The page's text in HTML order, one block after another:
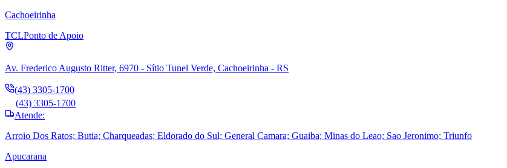
Cachoeirinha
TCLPonto de Apoio
Av. Frederico Augusto Ritter, 6970 - Sítio Tunel Verde, Cachoeirinha - RS
(43) 3305-1700
(43) 3305-1700
Atende:
Arroio Dos Ratos; Butia; Charqueadas; Eldorado do Sul; General Camara; Guaiba; Minas do Leao; Sao Jeronimo; Triunfo
Apucarana